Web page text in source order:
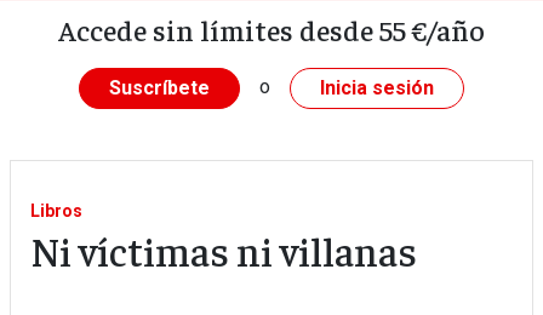
Pasar al contenido principal
Accede sin límites desde 55 €/año
Suscríbete o Inicia sesión
Libros
Ni víctimas ni villanas